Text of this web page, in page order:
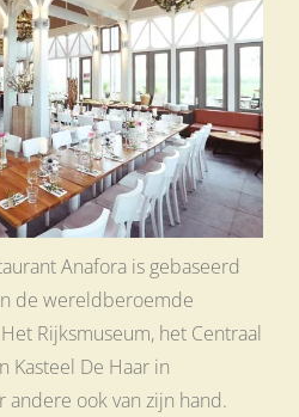
Anafora is gebaseerd
de wereldberoemde
Rijksmuseum, het Centraal
Kasteel De Haar in
ook van zijn hand.